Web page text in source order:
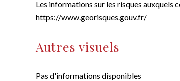
Les informations sur les risques auxquels
https://www.georisques.gouv.fr/
Autres visuels
Pas d'informations disponibles